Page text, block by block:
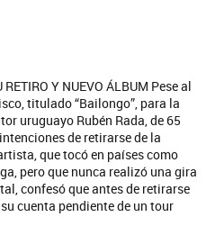
Y NUEVO ÁLBUM Pese al
titulado “Bailongo”, para la
uruguayo Rubén Rada, de 65
de retirarse de la
que tocó en países como
pero que nunca realizó una gira
confesó que antes de retirarse
cuenta pendiente de un tour